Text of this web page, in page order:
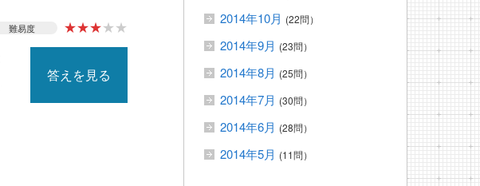
難易度 ★★★★★
答えを見る
2014年10月 (22問）
2014年9月 (23問）
2014年8月 (25問）
2014年7月 (30問）
2014年6月 (28問）
2014年5月 (11問）